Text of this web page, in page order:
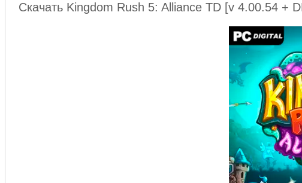
Скачать Kingdom Rush 5: Alliance TD [v 4.00.54 +